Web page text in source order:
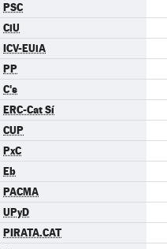
PSC
CiU
ICV-EUiA
PP
C's
ERC-Cat Sí
CUP
PxC
Eb
PACMA
UPyD
PIRATA.CAT